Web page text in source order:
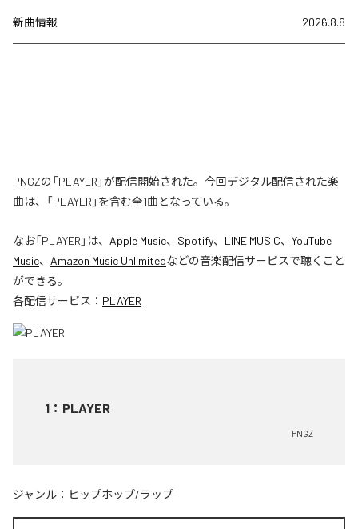
新曲情報 2026.8.8
PNGZの「PLAYER」が配信開始された。今回デジタル配信された楽
曲は、「PLAYER」を含む全1曲となっている。
なお「PLAYER 」は、 Apple Music、 Spotify、 LINE MUSIC、 YouTube
Music、 Amazon Music Unlimitedなどの音楽配信サービスで聴くこと
ができる。
各配信サービス： PLAYER
1 ： PLAYER
PNGZ
ジャンル： ヒップホップ/ラップ